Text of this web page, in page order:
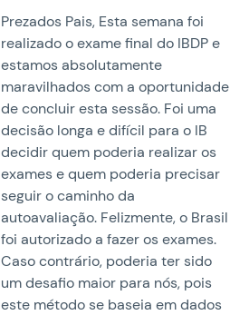
Prezados Pais, Esta semana foi
realizado o exame final do IBDP e
estamos absolutamente
maravilhados com a oportunidade
de concluir esta sessão. Foi uma
decisão longa e difícil para o IB
decidir quem poderia realizar os
exames e quem poderia precisar
seguir o caminho da
autoavaliação. Felizmente, o Brasil
foi autorizado a fazer os exames.
Caso contrário, poderia ter sido
um desafio maior para nós, pois
este método se baseia em dados